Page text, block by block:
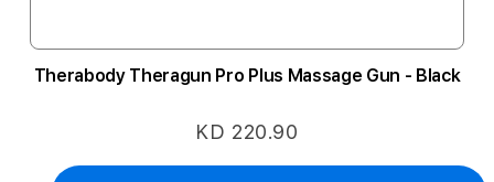
Therabody Theragun Pro Plus Massage Gun - Black
KD 220.90